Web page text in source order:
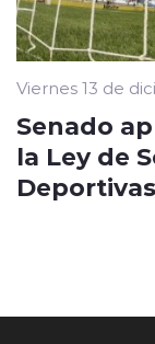
Viernes 13 de
Senado
la Ley de
Deportivas